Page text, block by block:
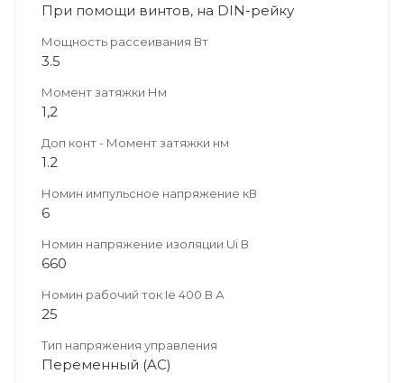
При помощи винтов, на DIN-рейку
Мощность рассеивания Вт
3.5
Момент затяжки Нм
1,2
Доп конт - Момент затяжки нм
1.2
Номин импульсное напряжение кВ
6
Номин напряжение изоляции Ui В
660
Номин рабочий ток Ie 400 В А
25
Тип напряжения управления
Переменный (AC)